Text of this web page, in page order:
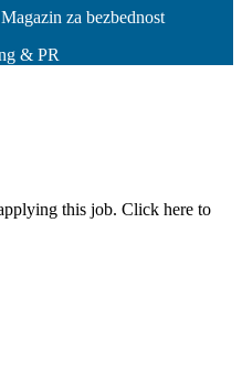
za bezbednost
& PR
this job. Click here to